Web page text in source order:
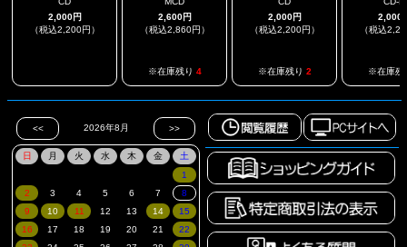
2,000円
（税込2,200円）
2,600円
（税込2,860円）
※在庫残り 4
2,000円
（税込2,200円）
※在庫残り 2
2,000
（税込
※在庫残